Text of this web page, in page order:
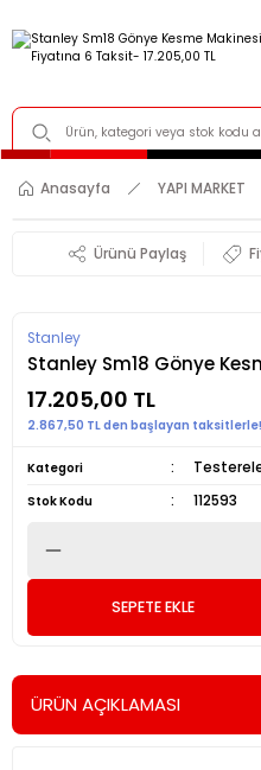
Anasayfa YAPI MARKET
Ürünü Paylaş
Stanley
Stanley Sm18 Gönye
17.205,00 TL
2.867,50 TL den başlayan
Kategori
Stok Kodu 112593
SEPETE EKLE
ÜRÜN AÇIKLAMASI